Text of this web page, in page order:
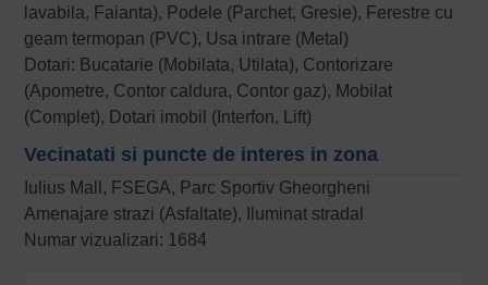
lavabila, Faianta), Podele (Parchet, Gresie), Ferestre cu
geam termopan (PVC), Usa intrare (Metal)
Dotari: Bucatarie (Mobilata, Utilata), Contorizare
(Apometre, Contor caldura, Contor gaz), Mobilat
(Complet), Dotari imobil (Interfon, Lift)
Vecinatati si puncte de interes in zona
Iulius Mall, FSEGA, Parc Sportiv Gheorgheni
Amenajare strazi (Asfaltate), Iluminat stradal
Numar vizualizari: 1684